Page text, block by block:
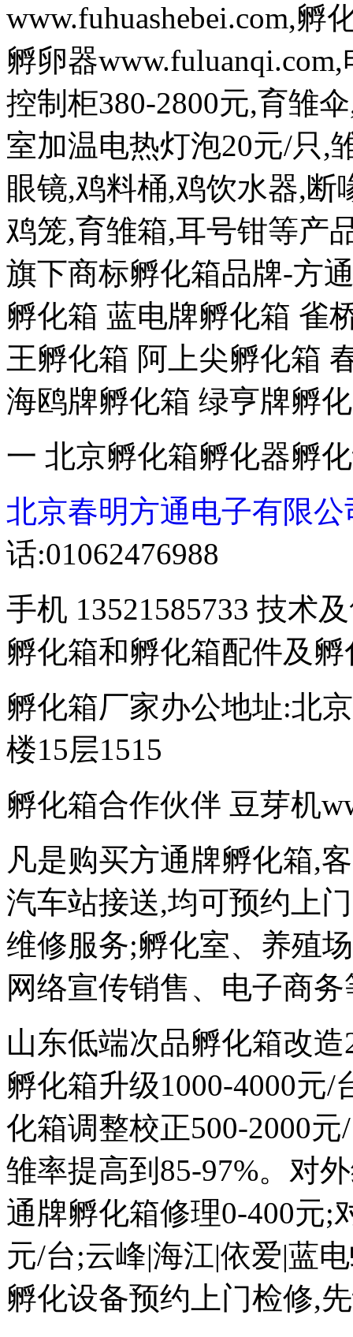
www.fuhuashebei.com,孵
孵卵器
控制柜380-2800元,育雏
室加温电热灯泡20元/只,
眼镜,鸡料桶,鸡饮水器,
鸡笼,育雏箱,耳号钳等产
旗下商标孵化箱品牌-方
孵化箱 蓝电牌孵化箱 雀
王孵化箱 阿上尖孵化箱
海鸥牌孵化箱 绿亨牌孵
一 北京孵化箱孵化器孵
北京春明方通电子有限公
话:01062476988
手机 13521585733 技术
孵化箱和孵化箱配件及
孵化箱厂家办公地址:北
楼15层1515
孵化箱合作伙伴 豆芽机
凡是购买方通牌孵化箱,
汽车站接送,均可预约上
维修服务;孵化室、养殖
网络宣传销售、电子商务
山东低端次品孵化箱改
孵化箱升级1000-4000元
化箱调整校正500-2000
雏率提高到85-97%。对
通牌孵化箱修理0-400元;
元/台;云峰|海江|依爱|蓝
孵化设备预约上门检修,